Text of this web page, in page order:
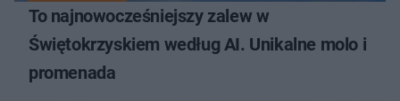
To najnowocześniejszy zalew w
Świętokrzyskiem według AI. Unikalne molo i
promenada